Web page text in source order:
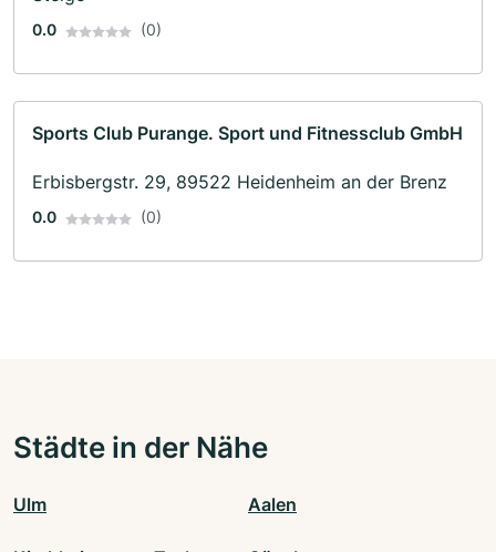
0.0 (0)
Sports Club Purange. Sport und Fitnessclub GmbH
Erbisbergstr. 29, 89522 Heidenheim an der Brenz
0.0 (0)
Städte in der Nähe
Ulm Aalen